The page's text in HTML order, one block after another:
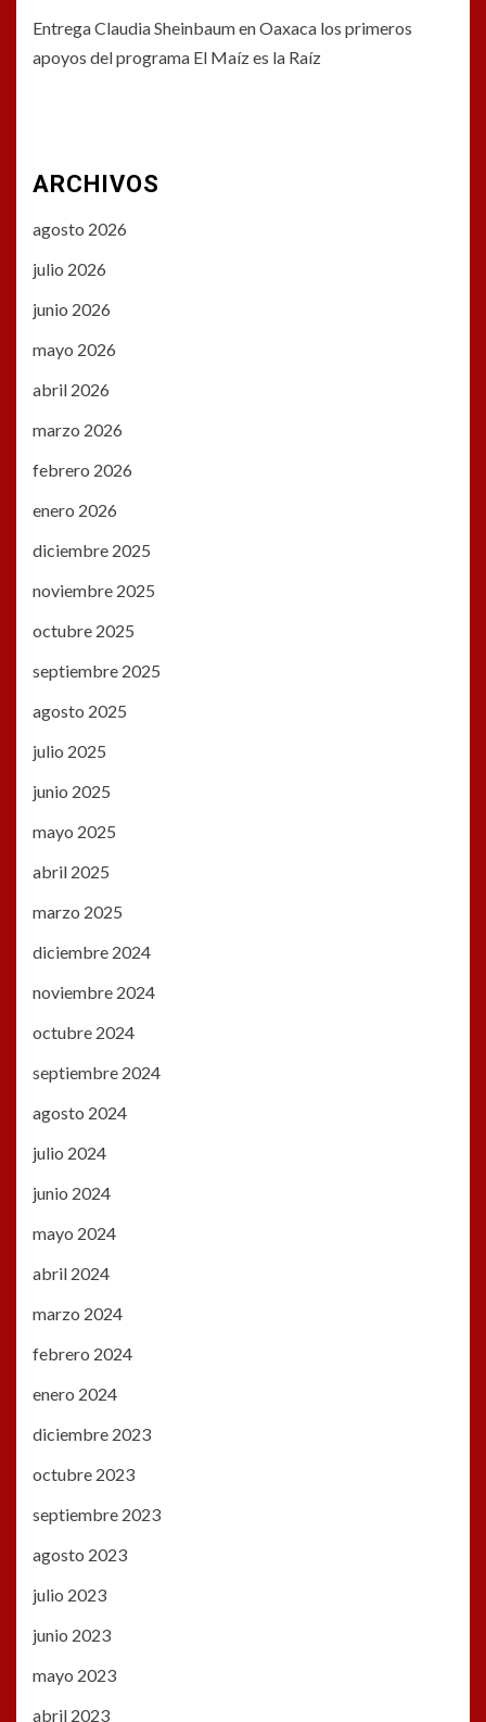
Entrega Claudia Sheinbaum en Oaxaca los primeros
apoyos del programa El Maíz es la Raíz
ARCHIVOS
agosto 2026
julio 2026
junio 2026
mayo 2026
abril 2026
marzo 2026
febrero 2026
enero 2026
diciembre 2025
noviembre 2025
octubre 2025
septiembre 2025
agosto 2025
julio 2025
junio 2025
mayo 2025
abril 2025
marzo 2025
diciembre 2024
noviembre 2024
octubre 2024
septiembre 2024
agosto 2024
julio 2024
junio 2024
mayo 2024
abril 2024
marzo 2024
febrero 2024
enero 2024
diciembre 2023
octubre 2023
septiembre 2023
agosto 2023
julio 2023
junio 2023
mayo 2023
abril 2023